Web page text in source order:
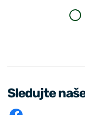
Sledujte